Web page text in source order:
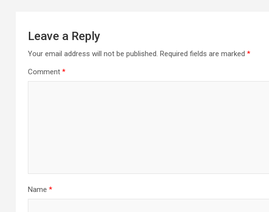
Leave a Reply
Your email address will not be published. Required fields are marked *
Comment *
Name *